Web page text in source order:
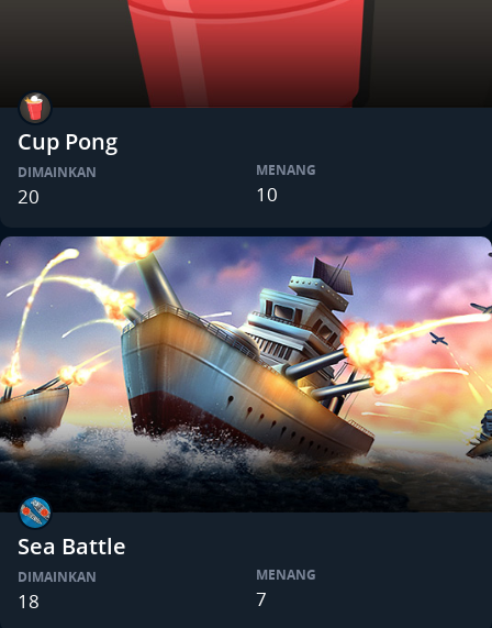
Cup Pong
DIMAINKAN
20
MENANG
10
Sea Battle
DIMAINKAN
18
MENANG
7